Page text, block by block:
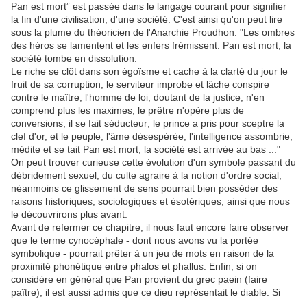
Pan est mort” est passée dans le langage courant pour signifier
la fin d'une civilisation, d'une société. C'est ainsi qu'on peut lire
sous la plume du théoricien de l'Anarchie Proudhon: "Les ombres
des héros se lamentent et les enfers frémissent. Pan est mort; la
société tombe en dissolution.
Le riche se clôt dans son égoïsme et cache à la clarté du jour le
fruit de sa corruption; le serviteur improbe et lâche conspire
contre le maître; l'homme de loi, doutant de la justice, n'en
comprend plus les maximes; le prêtre n'opère plus de
conversions, il se fait séducteur; le prince a pris pour sceptre la
clef d'or, et le peuple, l'âme désespérée, l'intelligence assombrie,
médite et se tait Pan est mort, la société est arrivée au bas ..."
On peut trouver curieuse cette évolution d'un symbole passant du
débridement sexuel, du culte agraire à la notion d'ordre social,
néanmoins ce glissement de sens pourrait bien posséder des
raisons historiques, sociologiques et ésotériques, ainsi que nous
le découvrirons plus avant.
Avant de refermer ce chapitre, il nous faut encore faire observer
que le terme cynocéphale - dont nous avons vu la portée
symbolique - pourrait prêter à un jeu de mots en raison de la
proximité phonétique entre phalos et phallus. Enfin, si on
considère en général que Pan provient du grec paein (faire
paître), il est aussi admis que ce dieu représentait le diable. Si